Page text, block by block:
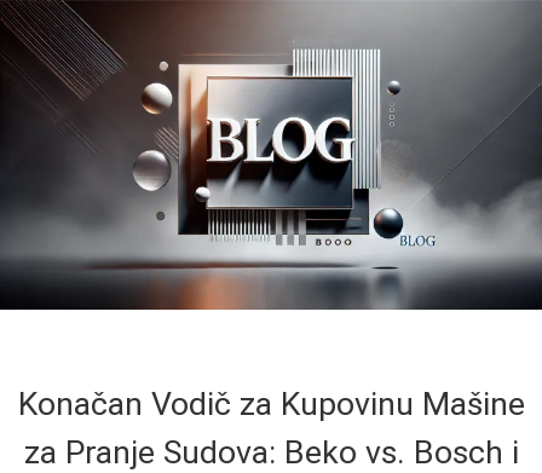
Konačan Vodič za Kupovinu Mašine
za Pranje Sudova: Beko vs. Bosch i